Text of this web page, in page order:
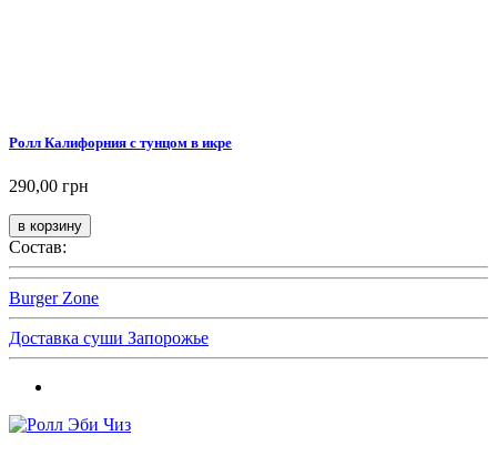
Ролл Калифорния с тунцом в икре
290,00 грн
Состав:
Burger Zone
Доставка суши Запорожье